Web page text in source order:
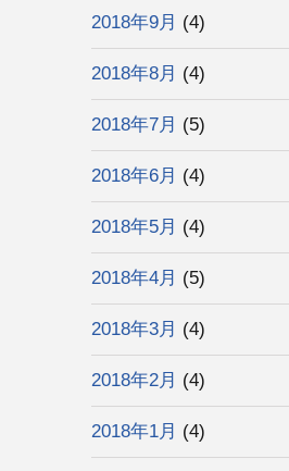
2018年9月 (4)
2018年8月 (4)
2018年7月 (5)
2018年6月 (4)
2018年5月 (4)
2018年4月 (5)
2018年3月 (4)
2018年2月 (4)
2018年1月 (4)